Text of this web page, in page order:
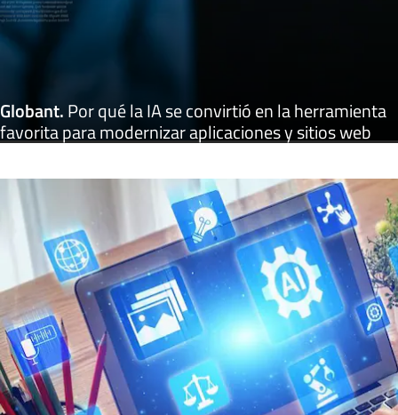
Globant.Por qué la IA se convirtió en la herramienta
favorita para modernizar aplicaciones y sitios web